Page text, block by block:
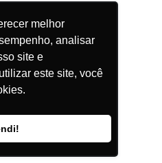
melhor
analisar
site e
este site, você